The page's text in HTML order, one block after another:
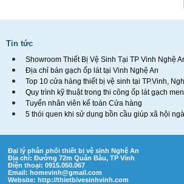
Tin tức
Showroom Thiết Bị Vệ Sinh Tại TP Vinh Nghệ
Địa chỉ bán gạch ốp lát tại Vinh Nghệ An
Top 10 cửa hàng thiết bị vệ sinh tại TP.Vinh,
Quy trình kỹ thuật trong thi công ốp lát gạch men
Tuyển nhân viên kế toán Cửa hàng
5 thói quen khi sử dụng bồn cầu giúp xã hội
Đại lý phân phối thiết bị vệ sinh Nghệ An
Địa chỉ: Đường 72m Quán Bàu, TP Vinh
Điện thoại: 0915.050.067
Email: homevinh@gmail.com
Website: http://thietbivesinhvinh.com